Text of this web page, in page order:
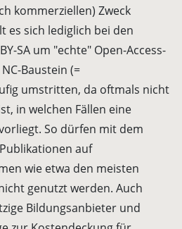
kommerziellen) Zweck
es sich lediglich bei den
SA um "echte" Open-Access-
Baustein (=
umstritten, da oftmals nicht
in welchen Fällen eine
So dürfen mit dem
auf
wie etwa den meisten
genutzt werden. Auch
Bildungsanbieter und